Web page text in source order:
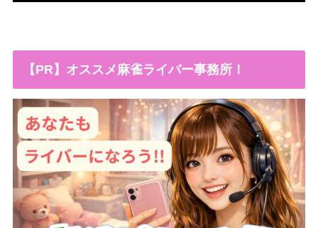
【PR】オススメ麻雀ライバー事務所！